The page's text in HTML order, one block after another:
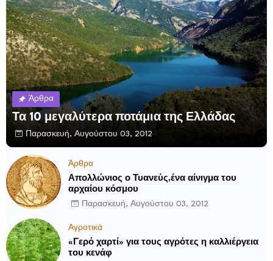
Άρθρα
Τα 10 μεγαλύτερα ποτάμια της Ελλάδας
Παρασκευή, Αυγούστου 03, 2012
Άρθρα
Απολλώνιος ο Τυανεύς,ένα αίνιγμα του
αρχαίου κόσμου
Παρασκευή, Αυγούστου 03, 2012
Αγροτικά
«Γερό χαρτί» για τους αγρότες η καλλιέργεια
του κενάφ